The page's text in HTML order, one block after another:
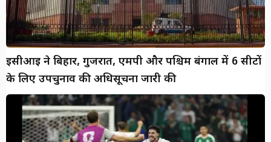
ईसीआई ने बिहार, गुजरात, एमपी और पश्चिम बंगाल में 6 सीटों
के लिए उपचुनाव की अधिसूचना जारी की